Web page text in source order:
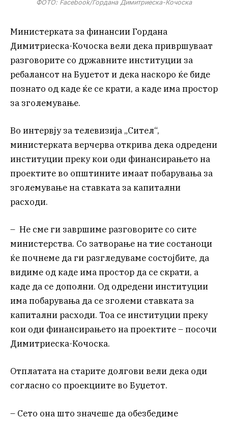
ФОТО: Facebook/Гордана Димитриеска-Кочоска
Министерката за финансии Гордана
Димитриеска-Кочоска вели дека привршуваат
разговорите со државните институции за
ребалансот на Буџетот и дека наскоро ќе биде
познато од каде ќе се крати, а каде има простор
за зголемување.
Во интервју за телевизија „Сител“,
министерката верчерва открива дека одредени
институции преку кои оди финансирањето на
проектите во општините имаат побарувања за
зголемување на ставката за капитални
расходи.
– Не сме ги завршиме разговорите со сите
министерства. Со затворање на тие состаноци
ќе почнеме да ги разгледуваме состојбите, да
видиме од каде има простор да се скрати, а
каде да се дополни. Од одредени институции
има побарувања да се зголеми ставката за
капитални расходи. Тоа се институции преку
кои оди финансирањето на проектите – посочи
Димитриеска-Кочоска.
Отплатата на старите долгови вели дека оди
согласно со проекциите во Буџетот.
– Сето она што значеше да обезбедиме